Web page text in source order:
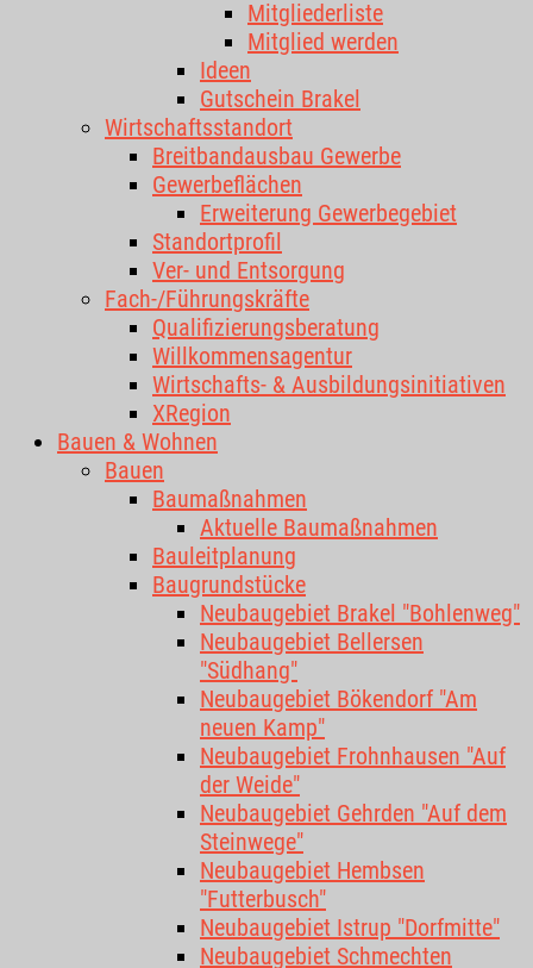
Mitgliederliste
Mitglied werden
Ideen
Gutschein Brakel
Wirtschaftsstandort
Breitbandausbau Gewerbe
Gewerbeflächen
Erweiterung Gewerbegebiet
Standortprofil
Ver- und Entsorgung
Fach-/Führungskräfte
Qualifizierungsberatung
Willkommensagentur
Wirtschafts- & Ausbildungsinitiativen
XRegion
Bauen & Wohnen
Bauen
Baumaßnahmen
Aktuelle Baumaßnahmen
Bauleitplanung
Baugrundstücke
Neubaugebiet Brakel "Bohlenweg"
Neubaugebiet Bellersen
"Südhang"
Neubaugebiet Bökendorf "Am
neuen Kamp"
Neubaugebiet Frohnhausen "Auf
der Weide"
Neubaugebiet Gehrden "Auf dem
Steinwege"
Neubaugebiet Hembsen
"Futterbusch"
Neubaugebiet Istrup "Dorfmitte"
Neubaugebiet Schmechten